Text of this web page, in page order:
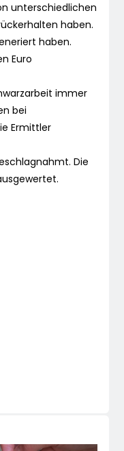
unterschiedlichen
haben.
haben.
Euro
immer
bei
Ermittler
Die